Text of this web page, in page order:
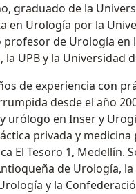
graduado de la
en Urología por la
profesor de Urología en
la UPB y la Universidad
de experiencia con
desde el año
urólogo en Inser y
privada y medicina
El Tesoro 1, Medellín.
de Urología, la
y la